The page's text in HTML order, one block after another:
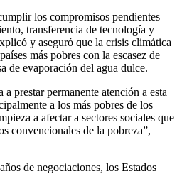
los compromisos pendientes
transferencia de tecnología y
y aseguró que la crisis climática
más pobres con la escasez de
de evaporación del agua dulce.
a prestar permanente atención a esta
a los más pobres de los
a afectar a sectores sociales que
convencionales de la pobreza”,
de negociaciones, los Estados